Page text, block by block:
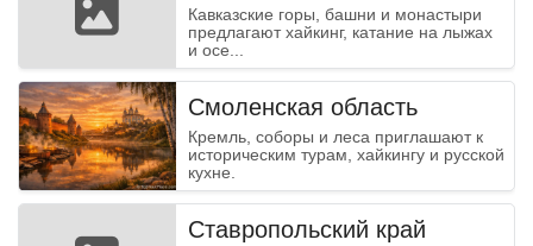
Кавказские горы, башни и монастыри
предлагают хайкинг, катание на лыжах
и осе...
Смоленская область
Кремль, соборы и леса приглашают к
историческим турам, хайкингу и русской
кухне.
Ставропольский край